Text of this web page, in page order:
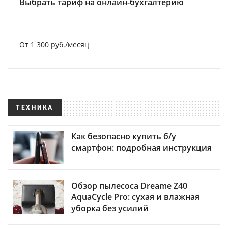
От 1 300 руб./месяц
ТЕХНИКА
Как безопасно купить б/у
смартфон: подробная инструкция
Обзор пылесоса Dreame Z40
AquaCycle Pro: сухая и влажная
уборка без усилий